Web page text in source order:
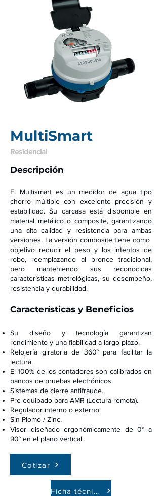
MultiSmart
Residencial
Descripción
El Multismart es un medidor de agua tipo
chorro múltiple con excelente precisión y
estabilidad. Su carcasa está disponible en
material metálico o composite, garantizando
una alta calidad y resistencia para ambas
versiones. La versión composite tiene como
objetivo reducir el peso y los intentos de
robo, reemplazando al bronce tradicional,
pero manteniendo sus reconocidas
características metrológicas, su desempeño,
resistencia y durabilidad.
Características y Beneficios
Su diseño y tecnología garantizan
rendimiento y una fiabilidad a largo plazo.
Relojería giratoria de 360° para facilitar la
lectura.
El 100% de los contadores son calibrados en
bancos de pruebas electrónicos.
Sistemas de cierre antifraude.
Pre-equipado para AMR (Lectura remota).
Regulador interno o externo.
Sin Plomo / Zinc.
Visor diseñado ergonómicamente de 0° a
90° en el plano vertical.
Cotizar
Ficha técnica